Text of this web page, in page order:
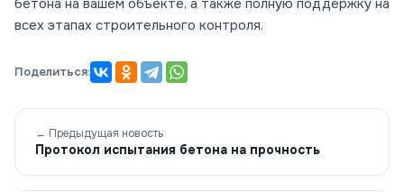
бетона на вашем объекте, а также полную поддержку на
всех этапах строительного контроля.
Поделиться:
← Предыдущая новость
Протокол испытания бетона на прочность